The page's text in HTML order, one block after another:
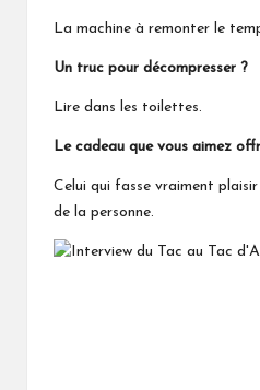
La machine à remonter le
Un truc pour décompresser ?
Lire dans les toilettes.
Le cadeau que vous aimez
Celui qui fasse vraiment
de la personne.